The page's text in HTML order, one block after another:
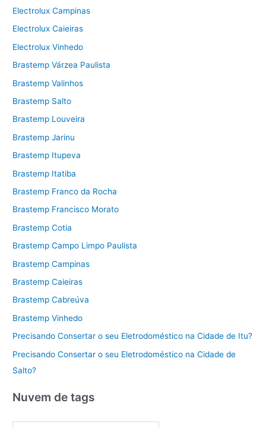
Electrolux Campinas
Electrolux Caieiras
Electrolux Vinhedo
Brastemp Várzea Paulista
Brastemp Valinhos
Brastemp Salto
Brastemp Louveira
Brastemp Jarinu
Brastemp Itupeva
Brastemp Itatiba
Brastemp Franco da Rocha
Brastemp Francisco Morato
Brastemp Cotia
Brastemp Campo Limpo Paulista
Brastemp Campinas
Brastemp Caieiras
Brastemp Cabreúva
Brastemp Vinhedo
Precisando Consertar o seu Eletrodoméstico na Cidade de Itu?
Precisando Consertar o seu Eletrodoméstico na Cidade de
Salto?
Nuvem de tags